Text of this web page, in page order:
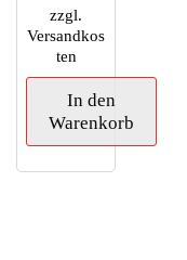
zzgl.
Versandkos
ten
In den
Warenkorb